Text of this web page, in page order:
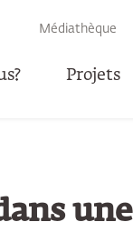
Médiathèque
Projets
une